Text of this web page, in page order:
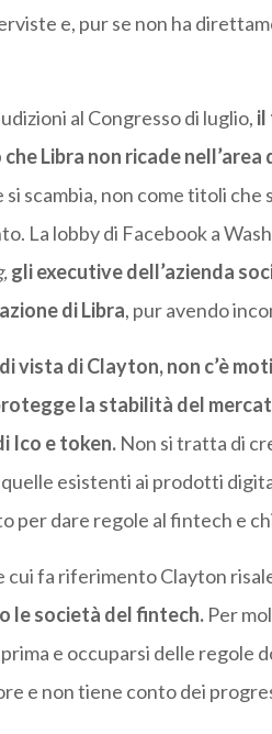
e, pur se non ha
al Congresso di luglio, il
Libra non ricade nell’area
si scambia, non come titoli
La lobby di Facebook a
gli executive dell’azienda
di Libra, pur avendo
vista di Clayton, non c’è
la stabilità del
Ico e token.Non si tratta di
esistenti ai prodotti
per dare regole al fintech e
cui fa riferimento Clayton
le società del fintech.Per
e occuparsi delle regole
e non tiene conto dei